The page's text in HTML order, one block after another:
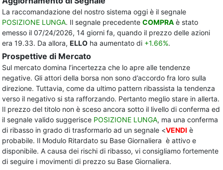
La raccomandazione del nostro sistema oggi è il segnale
POSIZIONE LUNGA. Il segnale precedente COMPRA è stato
emesso il 07/24/2026, 14 giorni fa, quando il prezzo delle azioni
era 19.33. Da allora, ELLO ha aumentato di +1.66%.
Prospettive di Mercato
Sul mercato domina l’incertezza che lo apre alle tendenze
negative. Gli attori della borsa non sono d’accordo fra loro sulla
direzione. Tuttavia, come da ultimo pattern ribassista la tendenza
verso il negativo si sta rafforzando. Pertanto meglio stare in allerta.
Il prezzo del titolo non è sceso ancora sotto il livello di conferma ed
il segnale valido suggerisce POSIZIONE LUNGA, ma una conferma
di ribasso in grado di trasformarlo ad un segnale <VENDI è
probabile. Il Modulo Ritardato su Base Giornaliera è attivo e
disponibile. A causa dei rischi di ribasso, vi consigliamo fortemente
di seguire i movimenti di prezzo su Base Giornaliera.